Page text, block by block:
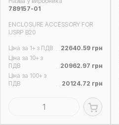
789157-01
ENCLOSURE ACCESSORY FOR
USRP B20
Ціна за 1+ з ПДВ
22640.59 грн
Ціна за 10+ з
ПДВ
20962.97 грн
Ціна за 100+ з
ПДВ
20124.72 грн